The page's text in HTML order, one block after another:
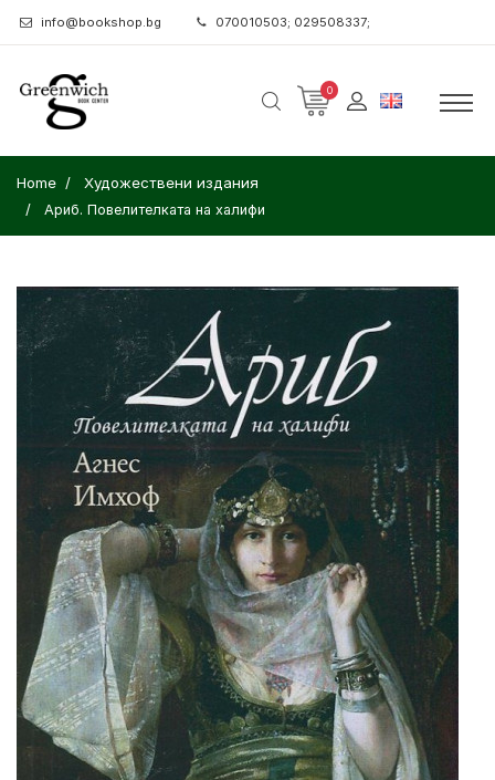
info@bookshop.bg 070010503; 029508337;
0
Home Художествени издания
Ариб. Повелителката на халифи